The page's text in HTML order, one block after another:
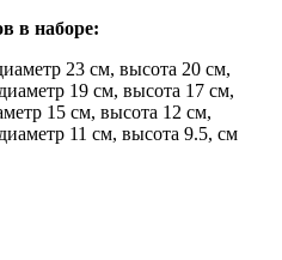
в наборе:
23 см, высота 20 см,
19 см, высота 17 см,
15 см, высота 12 см,
11 см, высота 9.5, см